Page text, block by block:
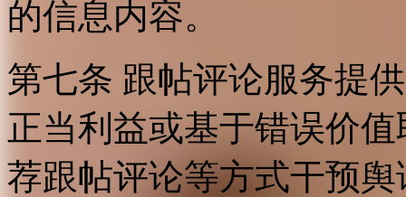
的信息内容。
第七条 跟帖评论服务提
正当利益或基于错误价
荐跟帖评论等方式干预